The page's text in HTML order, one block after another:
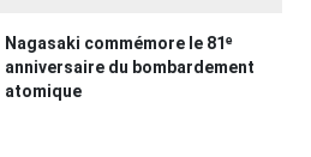
Nagasaki commémore le 81ᵉ
anniversaire du bombardement
atomique